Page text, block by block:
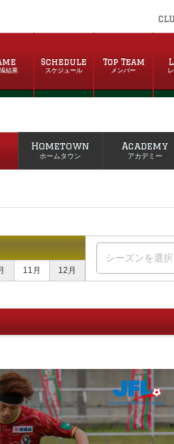
&結果
Schedule
スケジュール
Top Team
メンバー
Hometown
ホームタウン
Academy
アカデミー
11月 12月